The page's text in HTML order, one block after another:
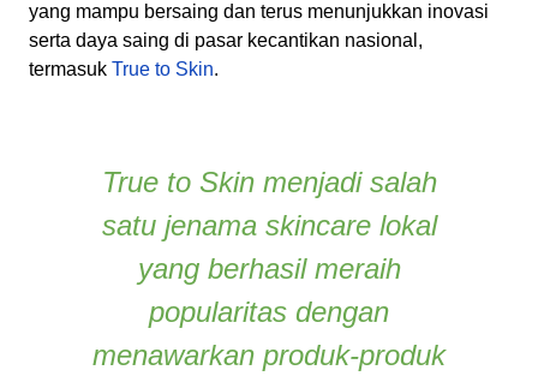
yang mampu bersaing dan terus menunjukkan inovasi
serta daya saing di pasar kecantikan nasional,
termasuk True to Skin.
True to Skin menjadi salah
satu jenama skincare lokal
yang berhasil meraih
popularitas dengan
menawarkan produk-produk